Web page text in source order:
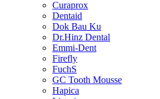
Curaprox
Dentaid
Dok Bau Ku
Dr.Hinz Dental
Emmi-Dent
Firefly
FuchS
GC Tooth Mousse
Hapica